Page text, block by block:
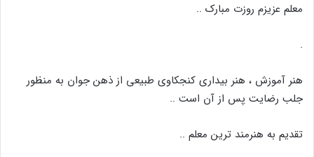
معلم عزیزم روزت مبارک ..
.
هنر آموزش ، هنر بیداری کنجکاوی طبیعی از ذهن جوان به منظور
جلب رضایت پس از آن است ..
تقدیم به هنرمند ترین معلم ..